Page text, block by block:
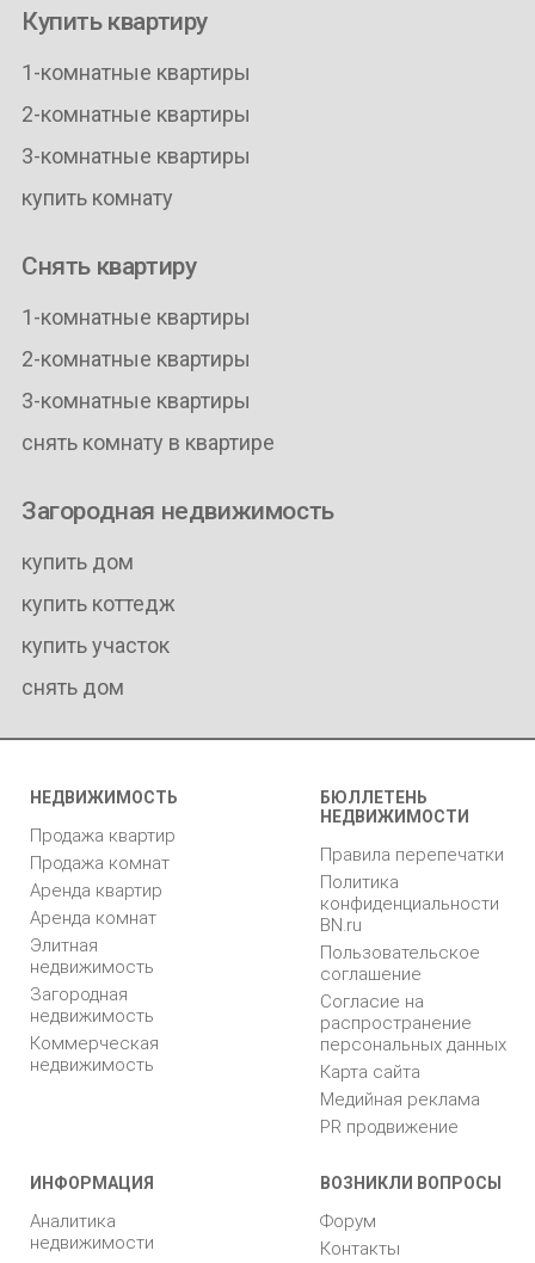
Купить квартиру
1-комнатные квартиры
2-комнатные квартиры
3-комнатные квартиры
купить комнату
Снять квартиру
1-комнатные квартиры
2-комнатные квартиры
3-комнатные квартиры
снять комнату в квартире
Загородная недвижимость
купить дом
купить коттедж
купить участок
снять дом
НЕДВИЖИМОСТЬ
Продажа квартир
Продажа комнат
Аренда квартир
Аренда комнат
Элитная
недвижимость
Загородная
недвижимость
Коммерческая
недвижимость
БЮЛЛЕТЕНЬ
НЕДВИЖИМОСТИ
Правила перепечатки
Политика
конфиденциальности
BN.ru
Пользовательское
соглашение
Согласие на
распространение
персональных данных
Карта сайта
Медийная реклама
PR продвижение
ИНФОРМАЦИЯ
Аналитика
недвижимости
ВОЗНИКЛИ ВОПРОСЫ
Форум
Контакты